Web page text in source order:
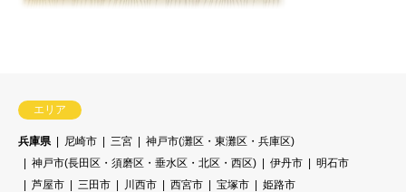
エリア
兵庫県 尼崎市 三宮
神戸市(灘区・東灘区・兵庫区)
神戸市(長田区・須磨区・垂水区・北区・西区)
伊丹市
明石市
芦屋市
三田市 川西市 西宮市 宝塚市
姫路市